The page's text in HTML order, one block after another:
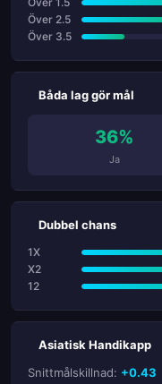
Över 2.5
Över 3.5
Båda lag gör mål
36%
Ja
Dubbel chans
1X
X2
12
Asiatisk Handikapp
Snittmålskillnad: +0.43